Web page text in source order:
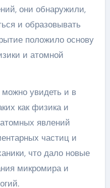
они обнаружили,
и образовывать
положило основу
и атомной
увидеть и в
как физика и
явлений
частиц и
что дало новые
микромира и